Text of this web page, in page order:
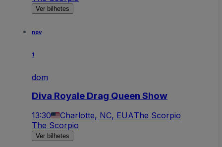
Ver bilhetes
nov
1
dom
Diva Royale Drag Queen Show
13:30 Charlotte, NC, EUAThe Scorpio
The Scorpio
Ver bilhetes